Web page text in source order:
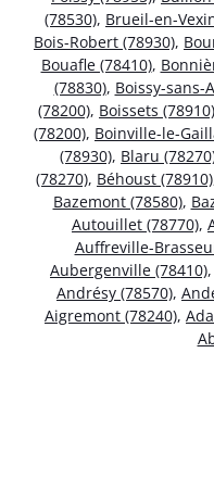
(78530), Brueil-en-
Bois-Robert (78930),
Bouafle (78410),
(78830), Boissy-sans-
(78200), Boissets (78910)
(78200), Boinville-le-
(78930), Blaru
(78270), Béhoust (78910)
Bazemont (78580),
Autouillet (78770),
Auffreville-
Aubergenville (78410),
Andrésy (78570),
Aigremont (78240),